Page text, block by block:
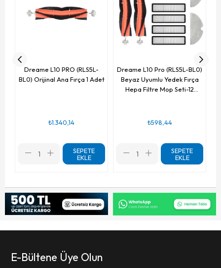
Dreame L10 PRO (RLS5L-
BL0) Orijinal Ana Fırça 1 Adet
₺1.340,14
SEPETE
EKLE
Dreame L10 Pro (RLS5L-BL0)
Beyaz Uyumlu Yedek Fırça
Hepa Filtre Mop Seti-12
₺598,44
SEPETE
EKLE
E-Bültene Üye Olun